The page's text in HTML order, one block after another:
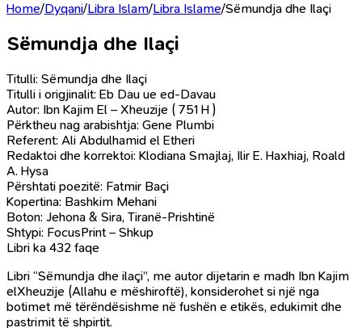
Home/Dyqani/Libra Islam/Libra Islame/Sëmundja dhe Ilaçi
Sëmundja dhe Ilaçi
Titulli: Sëmundja dhe Ilaçi
Titulli i origjinalit: Eb Dau ue ed-Davau
Autor: Ibn Kajim El – Xheuzije ( 751 H )
Përktheu nag arabishtja: Gene Plumbi
Referent: Ali Abdulhamid el Etheri
Redaktoi dhe korrektoi: Klodiana Smajlaj, Ilir E. Haxhiaj, Roald
A. Hysa
Përshtati poezitë: Fatmir Baçi
Kopertina: Bashkim Mehani
Boton: Jehona & Sira, Tiranë-Prishtinë
Shtypi: FocusPrint – Shkup
Libri ka 432 faqe
Libri “Sëmundja dhe ilaçi”, me autor dijetarin e madh Ibn Kajim
elXheuzije (Allahu e mëshiroftë), konsiderohet si një nga
botimet më tërëndësishme në fushën e etikës, edukimit dhe
pastrimit të shpirtit.